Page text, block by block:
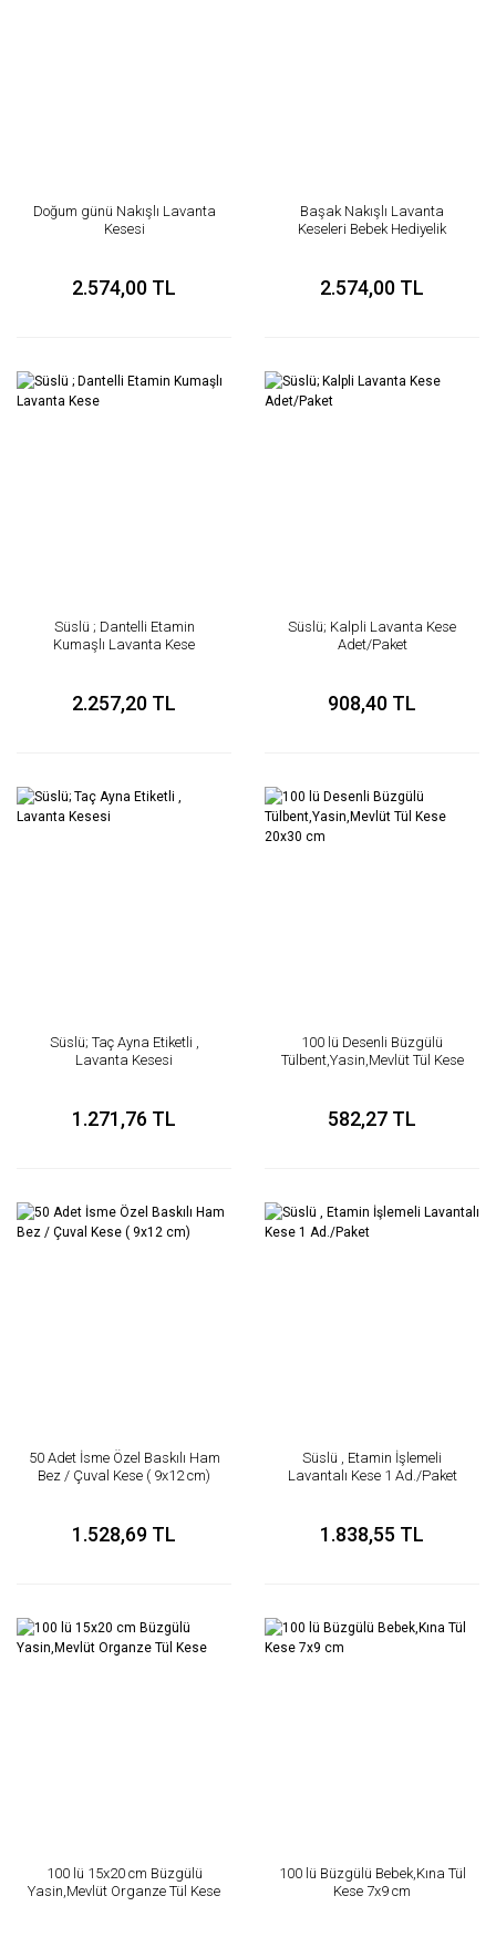
Doğum günü Nakışlı Lavanta
Kesesi
2.574,00 TL
Başak Nakışlı Lavanta
Keseleri Bebek Hediyelik
2.574,00 TL
Süslü ; Dantelli Etamin
Kumaşlı Lavanta Kese
2.257,20 TL
Süslü; Kalpli Lavanta Kese
Adet/Paket
908,40 TL
Süslü; Taç Ayna Etiketli ,
Lavanta Kesesi
1.271,76 TL
100 lü Desenli Büzgülü
Tülbent,Yasin,Mevlüt Tül Kese
582,27 TL
50 Adet İsme Özel Baskılı Ham
Bez / Çuval Kese ( 9x12 cm)
1.528,69 TL
Süslü , Etamin İşlemeli
Lavantalı Kese 1 Ad./Paket
1.838,55 TL
100 lü 15x20 cm Büzgülü
Yasin,Mevlüt Organze Tül Kese
100 lü Büzgülü Bebek,Kına Tül
Kese 7x9 cm